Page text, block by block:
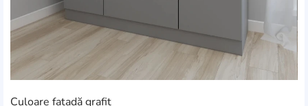
Culoare fațadă grafit